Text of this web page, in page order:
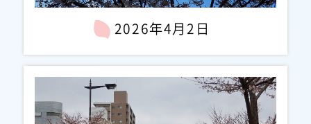
2026年4月2日